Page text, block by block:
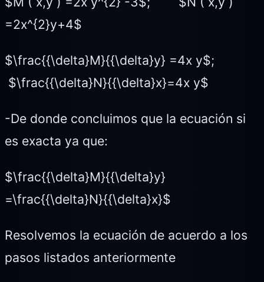
=2x^{2}y+4$
$\frac{{\delta}M}{{\delta}y} =4x y$;
$\frac{{\delta}N}{{\delta}x}=4x y$
-De donde concluimos que la ecuación si
es exacta ya que:
$\frac{{\delta}M}{{\delta}y}
=\frac{{\delta}N}{{\delta}x}$
Resolvemos la ecuación de acuerdo a los
pasos listados anteriormente